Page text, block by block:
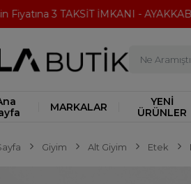
3 TAKSİT İMKANI -
MARKALAR
YENİ
ÜRÜNLER
Giyim Alt Giyim Etek